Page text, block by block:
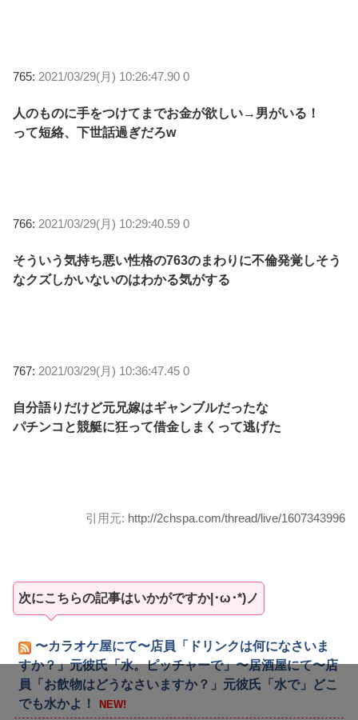
765: 2021/03/29(月) 10:26:47.90 0
人のものに手をつけてまでお金が欲しい→男がいる！
って短絡、下世話過ぎだろw
766: 2021/03/29(月) 10:29:40.59 0
そういう気持ち悪い性格の763のまわりに不倫発覚しそう
なクズしかいないのはわかる気がする
767: 2021/03/29(月) 10:36:47.45 0
自分語りだけど元兄嫁はギャンブルだったな
パチンコと競艇に狂って借金しまくって逃げた
引用元: http://2chspa.com/thread/live/1607343996
次にこちらの記事はいかがですか|･ω･*)ノ
〜カラオケ屋にて〜店員「ドリンクは何になさいま
すか？」元彼氏「水。ピッチャーで」〜居酒屋にて〜店
員「お飲物はどうなさいますか？」元彼氏「水で」どこ
でも水かよ！
NEW!